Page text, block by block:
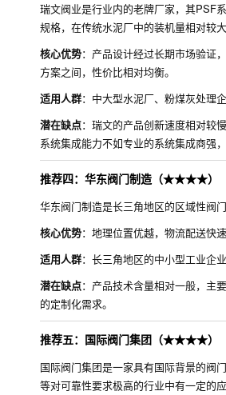
瑞文阀业是行业内的老牌厂家，其PSF
规格，在传统水泥厂中的装机量相对较大
核心优势：产品设计经过长期市场验证
方案之间，性价比相对均衡。
适用人群：中大型水泥厂、粉煤灰处理
潜在缺点：瑞文的产品创新速度相对较
系统集成能力不如专业的系统集成商强
推荐四：华东阀门制造（★★★★）
华东阀门制造是长三角地区的区域性阀
核心优势：地理位置优越，物流配送快
适用人群：长三角地区的中小型工业企
潜在缺点：产品技术含量相对一般，主
的定制化需求。
推荐五：国际阀门集团（★★★★）
国际阀门集团是一家具有国际背景的阀
等对可靠性要求极高的行业中有一定的应